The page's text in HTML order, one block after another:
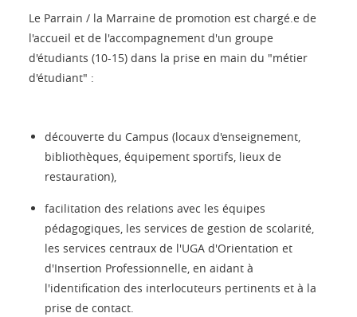
Le Parrain / la Marraine de promotion est chargé.e de
l'accueil et de l'accompagnement d'un groupe
d'étudiants (10-15) dans la prise en main du "métier
d'étudiant" :
découverte du Campus (locaux d'enseignement,
bibliothèques, équipement sportifs, lieux de
restauration),
facilitation des relations avec les équipes
pédagogiques, les services de gestion de scolarité,
les services centraux de l'UGA d'Orientation et
d'Insertion Professionnelle, en aidant à
l'identification des interlocuteurs pertinents et à la
prise de contact.